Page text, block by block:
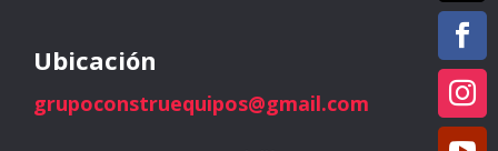


Ubicación
grupoconstruequipos@gmail.com